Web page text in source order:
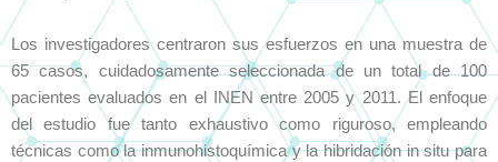
Los investigadores centraron sus esfuerzos en una muestra de
65 casos, cuidadosamente seleccionada de un total de 100
pacientes evaluados en el INEN entre 2005 y 2011. El enfoque
del estudio fue tanto exhaustivo como riguroso, empleando
técnicas como la inmunohistoquímica y la hibridación in situ para